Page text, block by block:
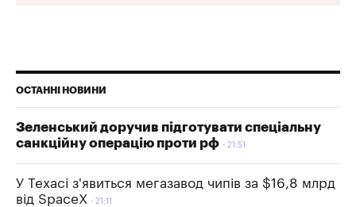
ОСТАННІ НОВИНИ
Зеленський доручив підготувати спеціальну
санкційну операцію проти рф
21:51
У Техасі з'явиться мегазавод чипів за $16,8 млрд
від SpaceX
21:11